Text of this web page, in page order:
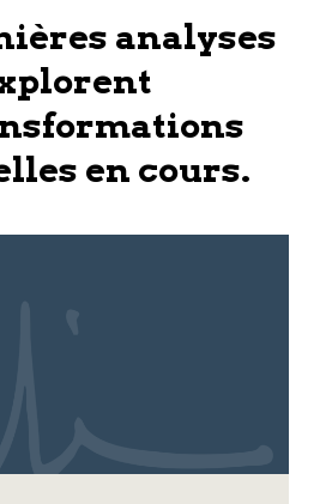
analyses
en cours.